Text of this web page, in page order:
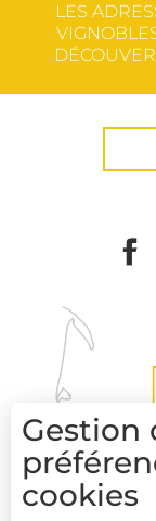
LES
Gestion
cookies